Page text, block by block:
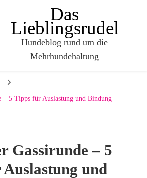
Das
Lieblingsrudel
Hundeblog rund um die
Mehrhundehaltung
– 5 Tipps für Auslastung und Bindung
Gassirunde – 5
und